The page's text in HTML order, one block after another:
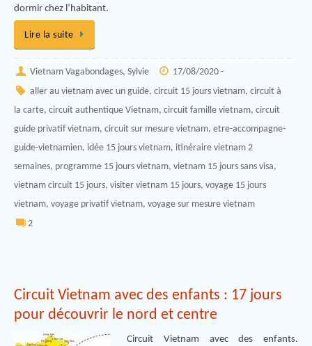
dormir chez l’habitant.
Lire la suite
Vietnam Vagabondages, Sylvie 17/08/2020 -
aller au vietnam avec un guide, circuit 15 jours vietnam, circuit à
la carte, circuit authentique Vietnam, circuit famille vietnam, circuit
guide privatif vietnam, circuit sur mesure vietnam, etre-accompagne-
guide-vietnamien, idée 15 jours vietnam, itinéraire vietnam 2
semaines, programme 15 jours vietnam, vietnam 15 jours sans visa,
vietnam circuit 15 jours, visiter vietnam 15 jours, voyage 15 jours
vietnam, voyage privatif vietnam, voyage sur mesure vietnam
2
Circuit Vietnam avec des enfants : 17 jours
pour découvrir le nord et centre
Circuit Vietnam avec des enfants.